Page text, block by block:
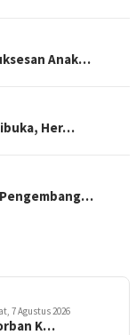
Anak…
Her…
7 Agustus 2026
K…